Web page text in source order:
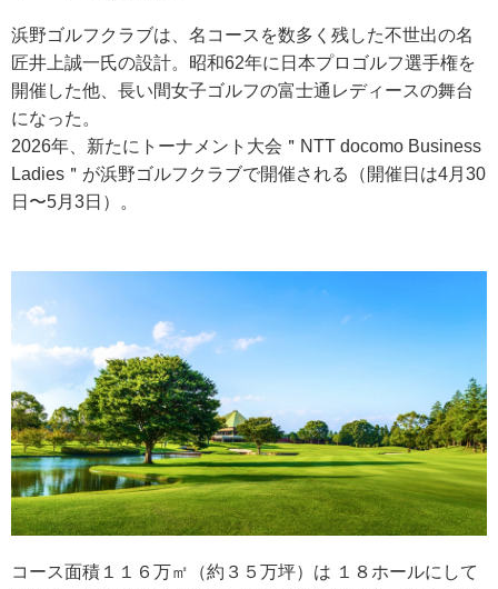
浜野ゴルフクラブは、名コースを数多く残した不世出の名
匠井上誠一氏の設計。昭和62年に日本プロゴルフ選手権を
開催した他、長い間女子ゴルフの富士通レディースの舞台
になった。
2026年、新たにトーナメント大会＂NTT docomo Business
Ladies＂が浜野ゴルフクラブで開催される（開催日は4月30
日〜5月3日）。
コース面積１１６万㎡（約３５万坪）は １８ホールにして